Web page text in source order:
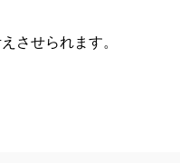
させられます。